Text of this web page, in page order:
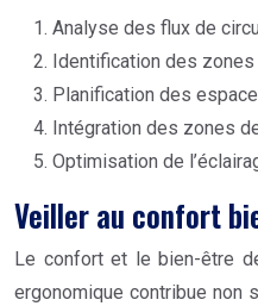
Analyse des flux de
Identification des
Planification des
Intégration des zones
Optimisation de
Veiller au confort
Le confort et le bien-être
ergonomique contribue non